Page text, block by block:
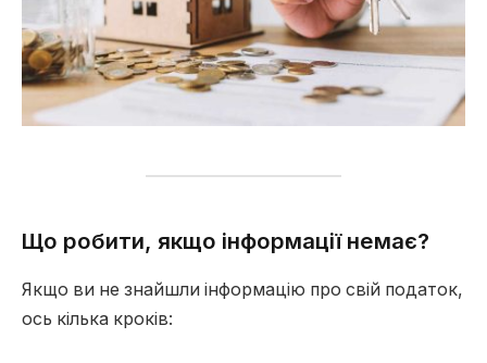
Що робити, якщо інформації немає?
Якщо ви не знайшли інформацію про свій податок,
ось кілька кроків: